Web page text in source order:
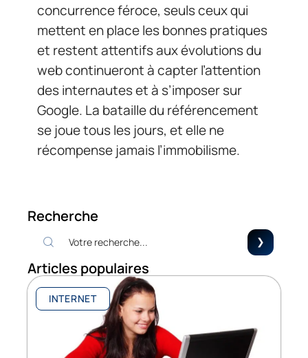
concurrence féroce, seuls ceux qui
mettent en place les bonnes pratiques
et restent attentifs aux évolutions du
web continueront à capter l’attention
des internautes et à s’imposer sur
Google. La bataille du référencement
se joue tous les jours, et elle ne
récompense jamais l’immobilisme.
Recherche
Articles populaires
INTERNET